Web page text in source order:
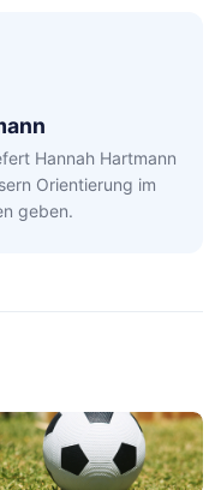
Hannah Hartmann
Orientierung im
geben.